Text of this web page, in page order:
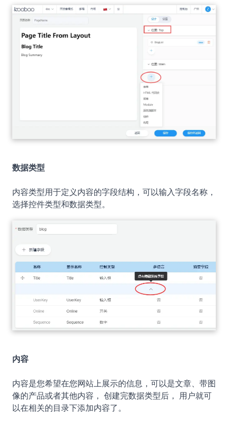
数据类型
内容类型用于定义内容的字段结构，可以输入字段名称，
选择控件类型和数据类型。
内容
内容是您希望在您网站上展示的信息，可以是文章、带图
像的产品或者其他内容， 创建完数据类型后， 用户就可
以在相关的目录下添加内容了。